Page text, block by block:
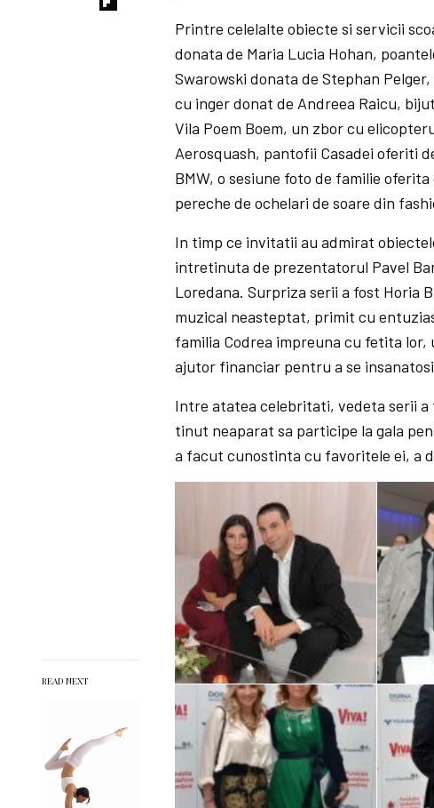
READ NEXT
Printre celelalte obiecte si servicii
donata de Maria Lucia Hohan,
Swarowski donata de Stephan
cu inger donat de Andreea Raicu,
Vila Poem Boem, un zbor cu
Aerosquash, pantofii Casadei oferiti
BMW, o sesiune foto de familie
pereche de ochelari de soare din
In timp ce invitatii au admirat
intretinuta de prezentatorul Pavel
Loredana. Surpriza serii a fost Horia
muzical neasteptat, primit cu
familia Codrea impreuna cu fetita
ajutor financiar pentru a se
Intre atatea celebritati, vedeta serii
tinut neaparat sa participe la gala
a facut cunostinta cu favoritele ei, a